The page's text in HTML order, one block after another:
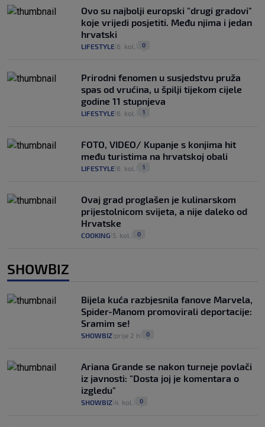
Ovo su najbolji europski "drugi gradovi"
koje vrijedi posjetiti. Među njima i jedan
hrvatski
LIFESTYLE 6. kol. 0
Prirodni fenomen u susjedstvu pruža
spas od vrućina, u špilji tijekom cijele
godine 11 stupnjeva
LIFESTYLE 6. kol. 1
FOTO, VIDEO/ Kupanje s konjima hit
među turistima na hrvatskoj obali
LIFESTYLE 6. kol. 1
Ovaj grad proglašen je kulinarskom
prijestolnicom svijeta, a nije daleko od
Hrvatske
COOKING 5. kol. 0
SHOWBIZ
Bijela kuća razbjesnila fanove Marvela,
Spider-Manom promovirali deportacije:
Sramim se!
SHOWBIZ prije 2 h 0
Ariana Grande se nakon turneje povlači
iz javnosti: "Dosta joj je komentara o
izgledu"
SHOWBIZ 4. kol. 0